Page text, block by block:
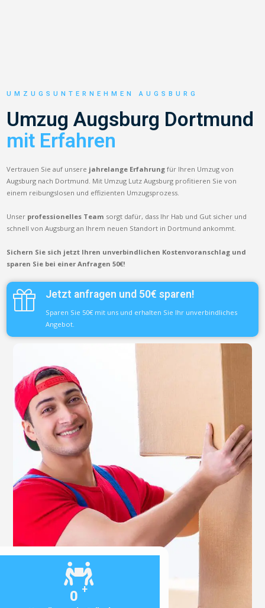
0 +
UMZUGSUNTERNEHMEN AUGSBURG
Umzug Augsburg Dortmund
mit Erfahren
Vertrauen Sie auf unsere jahrelange Erfahrung für Ihren Umzug von
Augsburg nach Dortmund. Mit Umzug Lutz Augsburg profitieren Sie von
einem reibungslosen und effizienten Umzugsprozess.
Unser professionelles Team sorgt dafür, dass Ihr Hab und Gut sicher und
schnell von Augsburg an Ihrem neuen Standort in Dortmund ankommt.
Sichern Sie sich jetzt Ihren unverbindlichen Kostenvoranschlag und
sparen Sie bei einer Anfragen 50€!
Jetzt anfragen und 50€ sparen!
Sparen Sie 50€ mit uns und erhalten Sie Ihr unverbindliches
Angebot.